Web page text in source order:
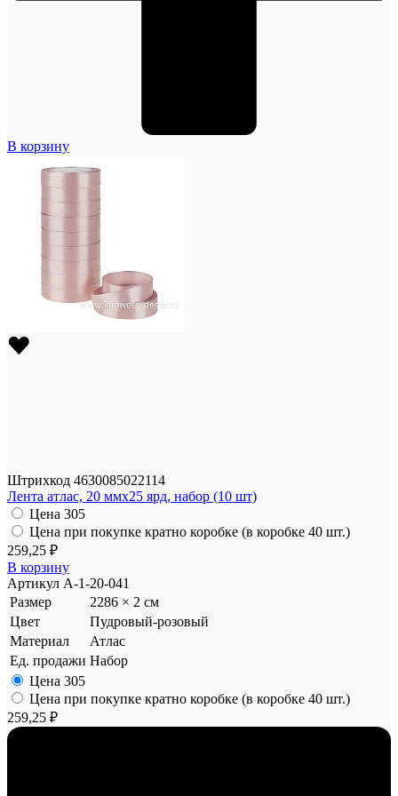
В корзину
Штрихкод 4630085022114
Лента атлас, 20 ммx25 ярд, набор (10 шт)
Цена 305
Цена при покупке кратно коробке (в коробке 40 шт.)
259,25 ₽
В корзину
Артикул A-1-20-041
Размер
2286 × 2 см
Цвет
Пудровый-розовый
Материал
Атлас
Ед. продажи Набор
Цена 305
Цена при покупке кратно коробке (в коробке 40 шт.)
259,25 ₽